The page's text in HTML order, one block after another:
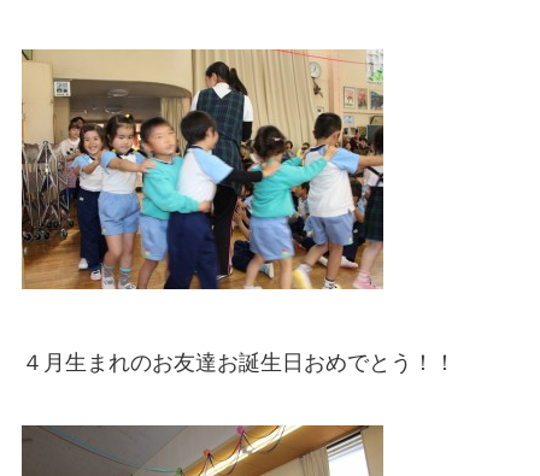
４月生まれのお友達お誕生日おめでとう！！